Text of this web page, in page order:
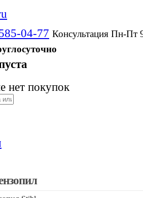
04-77 Консультация Пн-
нет покупок